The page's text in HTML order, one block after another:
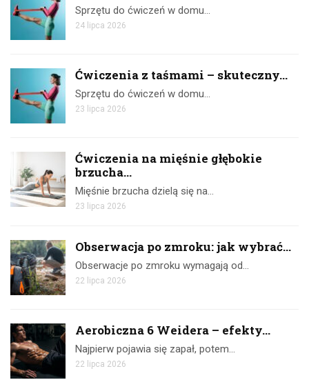
Sprzętu do ćwiczeń w domu…
24 lipca 2026
Ćwiczenia z taśmami – skuteczny...
Sprzętu do ćwiczeń w domu…
23 lipca 2026
Ćwiczenia na mięśnie głębokie
brzucha...
Mięśnie brzucha dzielą się na…
23 lipca 2026
Obserwacja po zmroku: jak wybrać...
Obserwacje po zmroku wymagają od…
22 lipca 2026
Aerobiczna 6 Weidera – efekty...
Najpierw pojawia się zapał, potem…
22 lipca 2026